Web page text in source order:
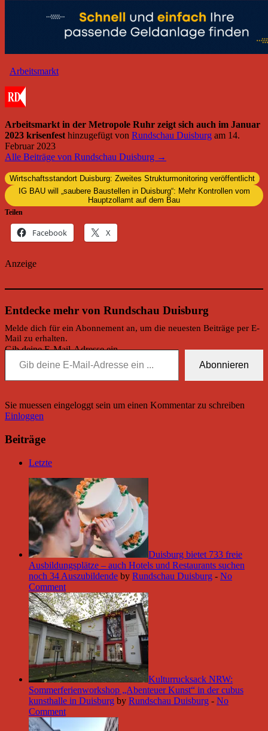
Arbeitsmarkt
Arbeitsmarkt in der Metropole Ruhr zeigt sich auch im Januar
2023 krisenfesthinzugefügt von Rundschau Duisburg am 14.
Februar 2023
Alle Beiträge von Rundschau Duisburg →
Wirtschaftsstandort Duisburg: Zweites Strukturmonitoring veröffentlicht
IG BAU will „saubere Baustellen in Duisburg“: Mehr Kontrollen vom
Hauptzollamt auf dem Bau
Teilen
Facebook X
Anzeige
Entdecke mehr von Rundschau Duisburg
Melde dich für ein Abonnement an, um die neuesten Beiträge per E-
Mail zu erhalten.
Gib deine E-Mail-Adresse ein ...
Abonnieren
Sie muessen eingeloggt sein um einen Kommentar zu schreiben
Einloggen
Beiträge
Letzte
Duisburg bietet 733 freie
Ausbildungsplätze – auch Hotels und Restaurants suchen
noch 34 Auszubildende by Rundschau Duisburg - No
Comment
Kulturrucksack NRW:
Sommerferienworkshop „Abenteuer Kunst“ in der cubus
kunsthalle in Duisburg by Rundschau Duisburg - No
Comment